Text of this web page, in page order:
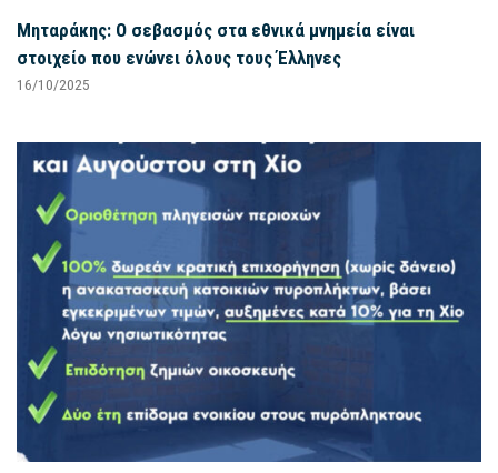
Μηταράκης: Ο σεβασμός στα εθνικά μνημεία είναι
στοιχείο που ενώνει όλους τους Έλληνες
16/10/2025